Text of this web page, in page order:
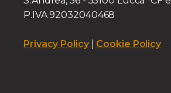
P.IVA 92032040468
Privacy Policy| Cookie Policy